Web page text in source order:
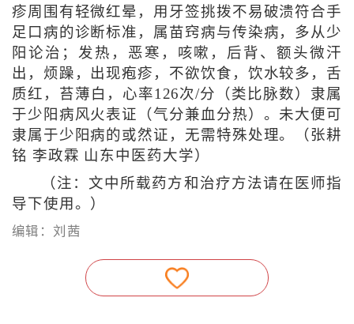
疹周围有轻微红晕，用牙签挑拨不易破溃符合手
足口病的诊断标准，属苗窍病与传染病，多从少
阳论治；发热，恶寒，咳嗽，后背、额头微汗
出，烦躁，出现疱疹，不欲饮食，饮水较多，舌
质红，苔薄白，心率126次/分（类比脉数）隶属
于少阳病风火表证（气分兼血分热）。未大便可
隶属于少阳病的或然证，无需特殊处理。（张耕
铭 李政霖 山东中医药大学）
（注：文中所载药方和治疗方法请在医师指
导下使用。）
编辑：刘茜